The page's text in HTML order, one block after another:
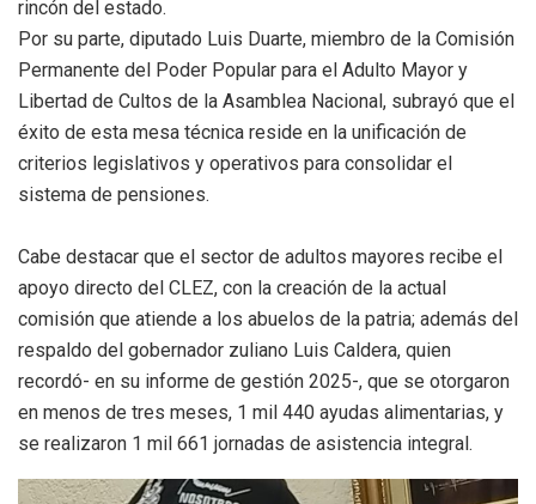
rincón del estado.
Por su parte, diputado Luis Duarte, miembro de la Comisión
Permanente del Poder Popular para el Adulto Mayor y
Libertad de Cultos de la Asamblea Nacional, subrayó que el
éxito de esta mesa técnica reside en la unificación de
criterios legislativos y operativos para consolidar el
sistema de pensiones.
Cabe destacar que el sector de adultos mayores recibe el
apoyo directo del CLEZ, con la creación de la actual
comisión que atiende a los abuelos de la patria; además del
respaldo del gobernador zuliano Luis Caldera, quien
recordó- en su informe de gestión 2025-, que se otorgaron
en menos de tres meses, 1 mil 440 ayudas alimentarias, y
se realizaron 1 mil 661 jornadas de asistencia integral.